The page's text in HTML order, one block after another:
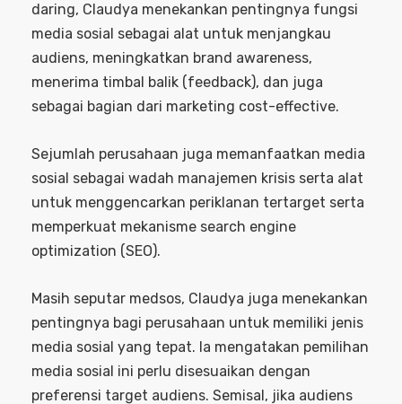
daring, Claudya menekankan pentingnya fungsi
media sosial sebagai alat untuk menjangkau
audiens, meningkatkan brand awareness,
menerima timbal balik (feedback), dan juga
sebagai bagian dari marketing cost-effective.
Sejumlah perusahaan juga memanfaatkan media
sosial sebagai wadah manajemen krisis serta alat
untuk menggencarkan periklanan tertarget serta
memperkuat mekanisme search engine
optimization (SEO).
Masih seputar medsos, Claudya juga menekankan
pentingnya bagi perusahaan untuk memiliki jenis
media sosial yang tepat. Ia mengatakan pemilihan
media sosial ini perlu disesuaikan dengan
preferensi target audiens. Semisal, jika audiens